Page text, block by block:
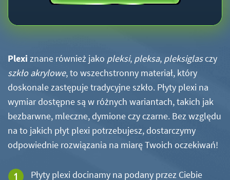
Plexi znane również jako pleksi, pleksa, pleksiglasczy
szkło akrylowe, to wszechstronny materiał, który
doskonale zastępuje tradycyjne szkło. Płyty plexi na
wymiar dostępne są w różnych wariantach, takich jak
bezbarwne, mleczne, dymione czy czarne. Bez względu
na to jakich płyt plexi potrzebujesz, dostarczymy
odpowiednie rozwiązania na miarę Twoich oczekiwań!
Płyty plexi docinamy na podany przez Ciebie